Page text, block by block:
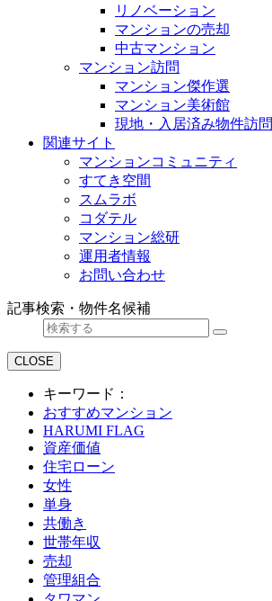
リノベーション
マンションの売却
中古マンション
マンション訪問
マンション傑作選
マンション美術館
現地・入居済み物件訪問
関連サイト
マンションコミュニティ
すてき空間
スムラボ
コダテル
マンション総研
運用者情報
お問い合わせ
記事検索・物件名候補
CLOSE
キーワード：
おすすめマンション
HARUMI FLAG
資産価値
住宅ローン
女性
単身
共働き
世帯年収
売却
管理組合